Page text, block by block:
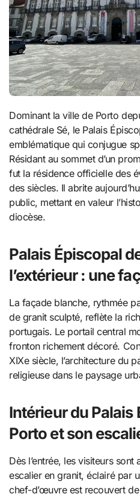
Dominant la ville de Porto depuis les hauteurs de la
cathédrale Sé, le Palais
emblématique qui conjugue
Résidant au sommet d’un
fut la résidence officielle des
des siècles. Il abrite
public, mettant en valeur
diocèse.
Palais Épiscopal
l’extérieur : une
La façade blanche, rythmée
de granit sculpté, reflète la
portugais. Le portail central
fronton richement décoré.
XIXe siècle, l’architecture du
religieuse dans le paysage
Intérieur du Palais
Porto et son
Dès l’entrée, les visiteurs
escalier en granit, éclairé par
chef-d’œuvre est recouvert